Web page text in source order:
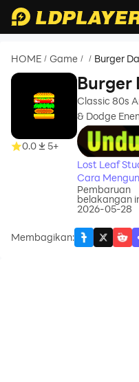
HOME / Game / / Burger
0.0 5+
Burger
Arcade
Classic 80s
& Dodge
recommend
Lost Leaf
Cara
di Komputer
Pembaruan
belakangan
2026-05-28
Membagikan: